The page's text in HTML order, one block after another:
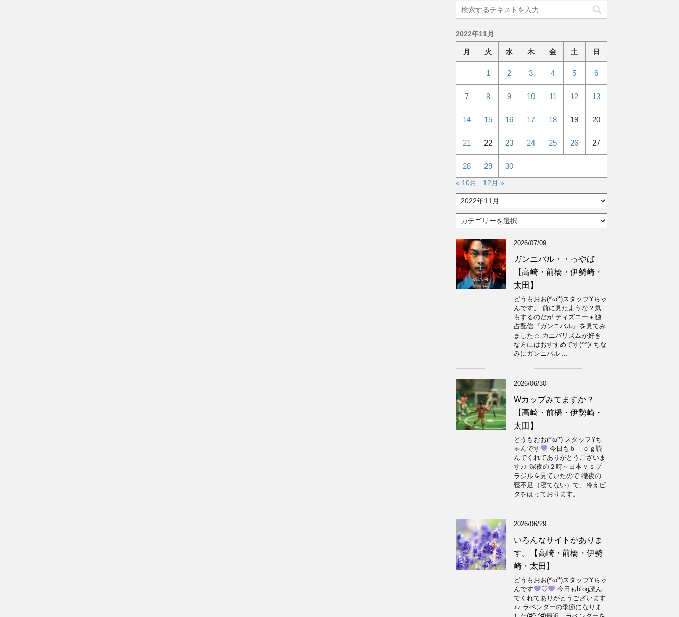
2022年11月
月 火 水 木 金 土 日
1 2 3 4 5 6
7 8 9 10 11 12 13
14 15 16 17 18 19 20
21 22 23 24 25 26 27
28 29 30
« 10月
12月 »
ア
ー
イ
ブ
テ
ゴ
ー
2026/07/09
ガンニバル・・っやば
【高崎・前橋・伊勢崎・
太田】
どうもおお(*'ω'*)スタッフYちゃ
んです。 前に見たような？気
もするのだが ディズニー＋独
占配信『ガンニバル』を見てみ
ました☆ カニバリズムが好き
な方にはおすすめです(^^)/ ちな
みにガンニバル ...
2026/06/30
Wカップみてますか？
【高崎・前橋・伊勢崎・
太田】
どうもおお(*'ω'*) スタッフYち
ゃんです
今日もｂｌｏｇ読
んでくれてありがとうございま
す♪♪ 深夜の２時～日本ｖｓブ
ラジルを見ていたので 徹夜の
寝不足（寝てない）で、冷えピ
タをはっております。 ...
2026/06/29
いろんなサイトがありま
す。【高崎・前橋・伊勢
崎・太田】
どうもおお(*'ω'*)スタッフYちゃ
んです
♡
今日もblog読ん
でくれてありがとうございます
♪♪ ラベンダーの季節になりま